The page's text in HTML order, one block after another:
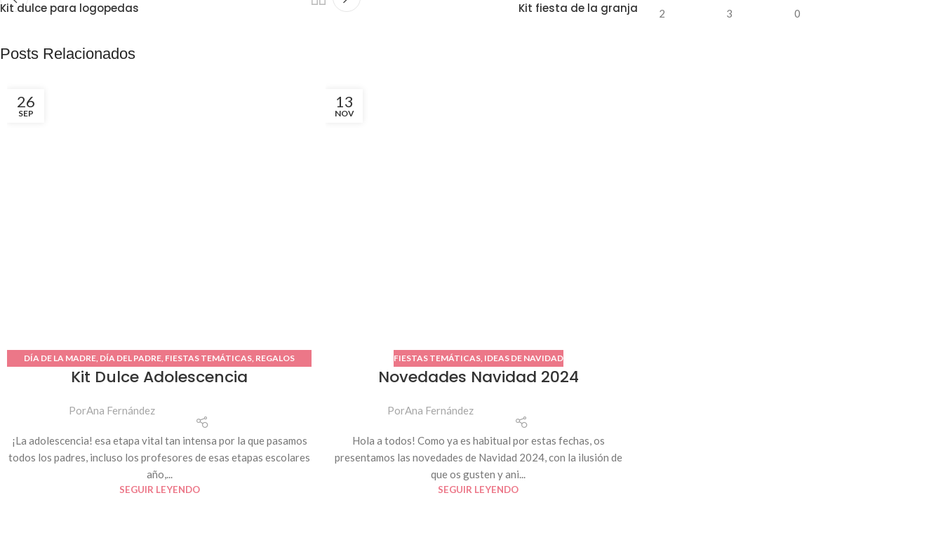
Kit dulce para logopedas Kit fiesta de la granja
Posts Relacionados
26
SEP
DÍA DE LA MADRE, DÍA DEL PADRE, FIESTAS TEMÁTICAS, REGALOS
PERSONALIZADOS
Kit Dulce Adolescencia
PorAna Fernández
¡La adolescencia! esa etapa vital tan intensa por la que pasamos
todos los padres, incluso los profesores de esas etapas escolares
año,...
SEGUIR LEYENDO
13
NOV
FIESTAS TEMÁTICAS, IDEAS DE NAVIDAD
Novedades Navidad 2024
PorAna Fernández
Hola a todos! Como ya es habitual por estas fechas, os
presentamos las novedades de Navidad 2024, con la ilusión de
que os gusten y ani...
SEGUIR LEYENDO
2 3 0